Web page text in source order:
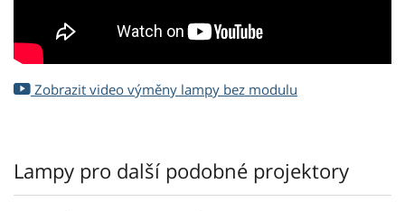
Zobrazit video výměny lampy bez modulu
Lampy pro další podobné projektory